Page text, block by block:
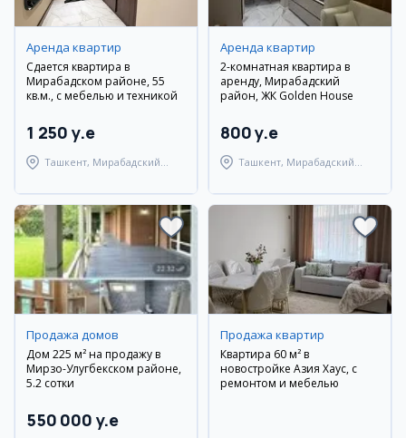
Аренда квартир
Сдается квартира в
Мирабадском районе, 55
кв.м., с мебелью и техникой
1 250 y.e
Ташкент, Мирабадский
Аренда квартир
2-комнатная квартира в
аренду, Мирабадский
район, ЖК Golden House
800 y.e
Ташкент, Мирабадский
Продажа домов
Дом 225 м² на продажу в
Мирзо-Улугбекском районе,
5.2 сотки
550 000 y.e
Продажа квартир
Квартира 60 м² в
новостройке Азия Хаус, с
ремонтом и мебелью